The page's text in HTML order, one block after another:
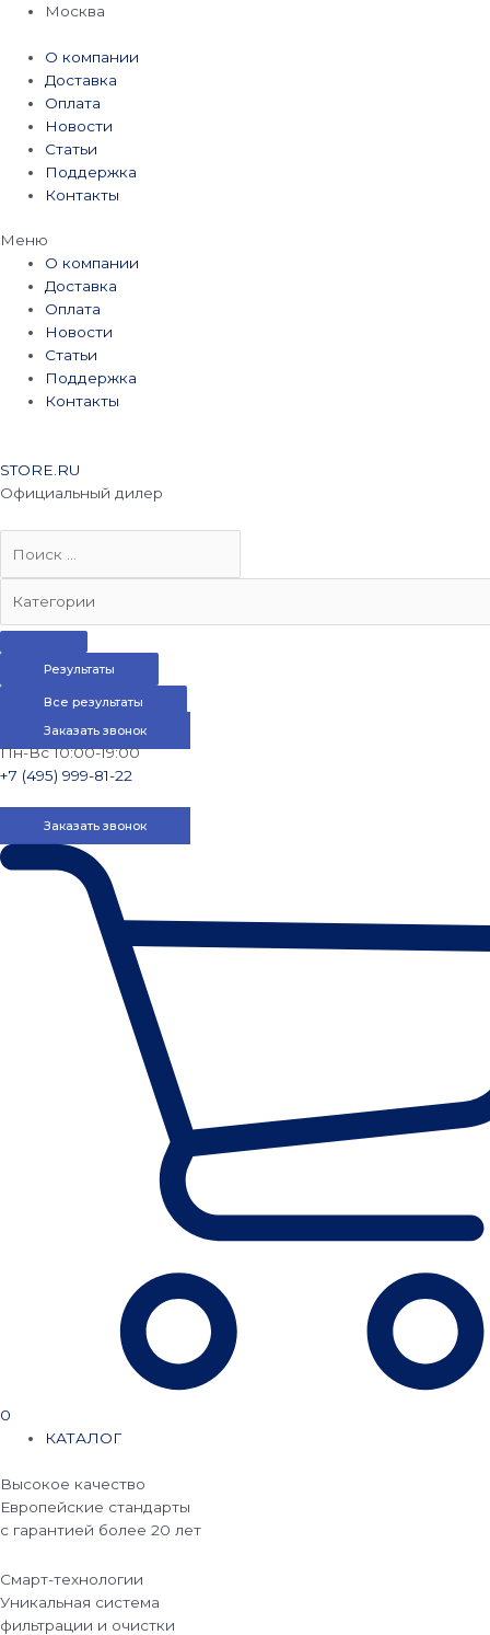
Перейти
содержимому
Москва
О компании
Доставка
Оплата
Новости
Статьи
Поддержка
Контакты
Меню
О компании
Доставка
Оплата
Новости
Статьи
Поддержка
Контакты
STORE.RU
Официальный дилер
Результаты
Все результаты
Заказать звонок
Пн-Вс 10:00-19:00
+7 (495) 999-81-22
Заказать звонок
0
КАТАЛОГ
Высокое качество
Европейские стандарты
с гарантией более 20 лет
Смарт-технологии
Уникальная система
фильтрации и очистки